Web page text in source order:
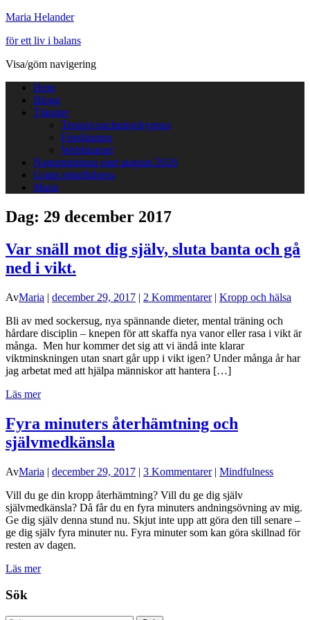
Maria Helander
för ett liv i balans
Visa/göm navigering
Hem
Blogg
Tjänster
Terapi/coachning/hypnos
Föreläsning
Webbkurser
Naturprästinna start augusti 2026
Gratis mindfulness
Maria
Dag: 29 december 2017
Var snäll mot dig själv, sluta banta och gå
ned i vikt.
AvMaria | december 29, 2017 | 2 Kommentarer| Kropp och hälsa
Bli av med sockersug, nya spännande dieter, mental träning och
hårdare disciplin – knepen för att skaffa nya vanor eller rasa i vikt är
många. Men hur kommer det sig att vi ändå inte klarar
viktminskningen utan snart går upp i vikt igen? Under många år har
jag arbetat med att hjälpa människor att hantera […]
Läs mer
Fyra minuters återhämtning och
självmedkänsla
AvMaria | december 29, 2017 | 3 Kommentarer| Mindfulness
Vill du ge din kropp återhämtning? Vill du ge dig själv
självmedkänsla? Då får du en fyra minuters andningsövning av mig.
Ge dig själv denna stund nu. Skjut inte upp att göra den till senare –
ge dig själv fyra minuter nu. Fyra minuter som kan göra skillnad för
resten av dagen.
Läs mer
Sök